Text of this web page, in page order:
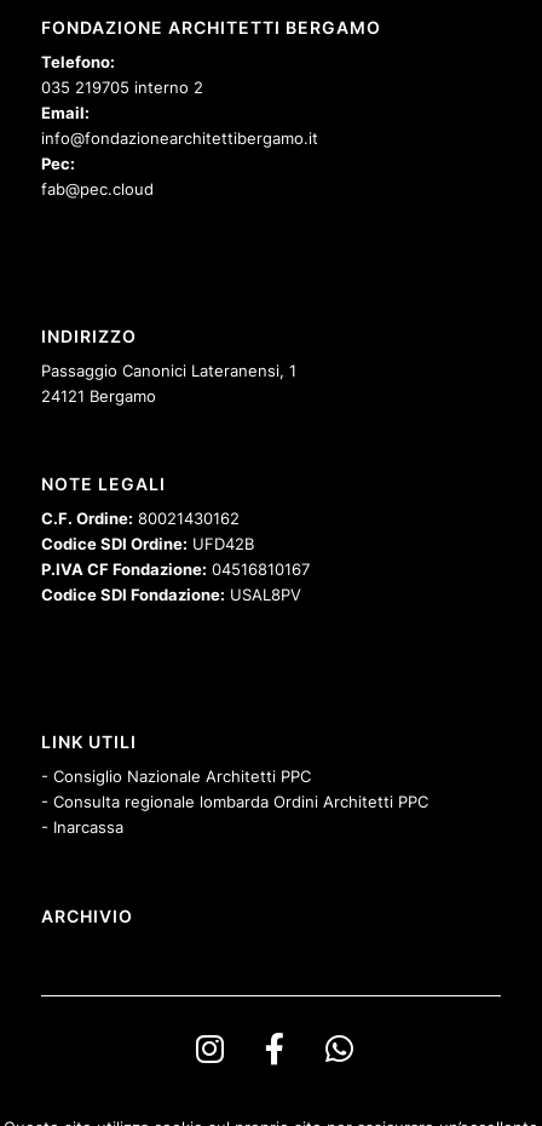
FONDAZIONE ARCHITETTI BERGAMO
Telefono:
035 219705 interno 2
Email:
info@fondazionearchitettibergamo.it
Pec:
fab@pec.cloud
INDIRIZZO
Passaggio Canonici Lateranensi, 1
24121 Bergamo
NOTE LEGALI
C.F. Ordine: 80021430162
Codice SDI Ordine: UFD42B
P.IVA CF Fondazione: 04516810167
Codice SDI Fondazione: USAL8PV
LINK UTILI
- Consiglio Nazionale Architetti PPC
- Consulta regionale lombarda Ordini Architetti PPC
- Inarcassa
ARCHIVIO